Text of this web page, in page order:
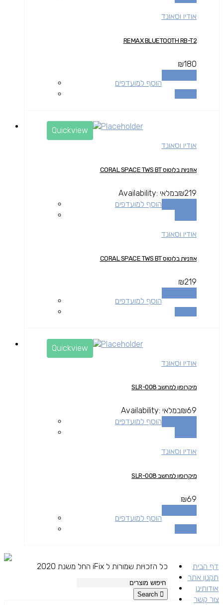
אודיו וסאונד
REMAX BLUETOOTH RB-T2
₪180
הוסף למועדפים
Quickview
אודיו וסאונד
אוזניות בלוטוס CORAL SPACE TWS BT
₪219
Availability: במלאי
הוסף למועדפים
אודיו וסאונד
אוזניות בלוטוס CORAL SPACE TWS BT
₪219
הוסף למועדפים
Quickview
אודיו וסאונד
מיקרופון למחשב SLR-008
₪69
Availability: במלאי
הוסף למועדפים
אודיו וסאונד
מיקרופון למחשב SLR-008
₪69
הוסף למועדפים
דף הבית
תקנון אתר
אודותינו
צור קשר
כל הזכויות שמורות ל iFix החל משנת 2020
Search